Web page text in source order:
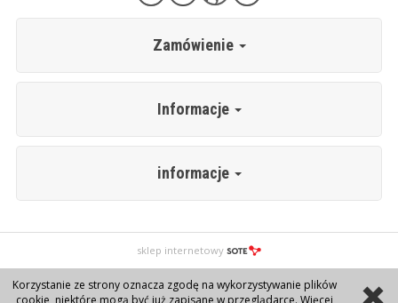
Zamówienie
Informacje
informacje
sklep internetowy
Korzystanie ze strony oznacza zgodę na wykorzystywanie plików
cookie, niektóre mogą być już zapisane w przeglądarce. Więcej